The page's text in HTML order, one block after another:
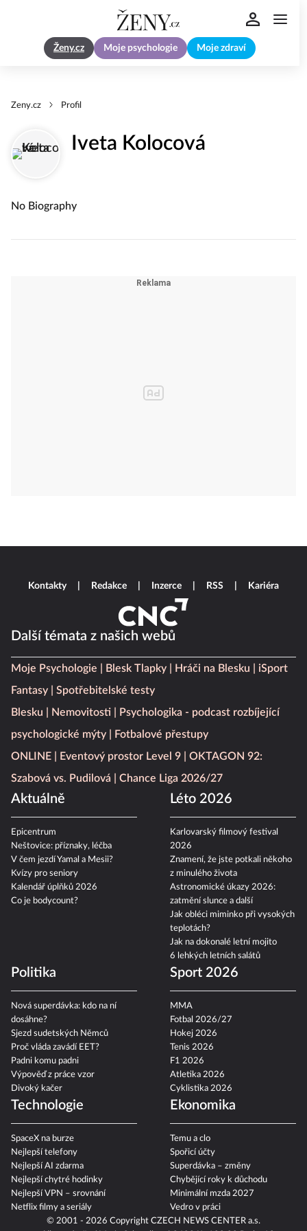
Ženy.cz Moje psychologie Moje zdraví
Zeny.cz Profil
Iveta Kolocová
No Biography
Další témata z našich webů
Moje Psychologie Blesk Tlapky Hráči na Blesku
iSport
Fantasy
Spotřebitelské testy
Blesku
Nemovitosti
Psychologika - podcast rozbíjející
psychologické mýty
Fotbalové přestupy
ONLINE
Eventový prostor Level 9
OKTAGON 92:
Szabová vs. Pudilová
Chance Liga 2026/27
Aktuálně
Epicentrum
Neštovice: příznaky, léčba
V čem jezdí Yamal a Mesii?
Kvízy pro seniory
Kalendář úplňků 2026
Co je bodycount?
Léto 2026
Karlovarský filmový festival
2026
Znamení, že jste potkali někoho
z minulého života
Astronomické úkazy 2026:
zatmění slunce a další
Jak obléci miminko při vysokých
teplotách?
Jak na dokonalé letní mojito
6 lehkých letních salátů
Politika
Nová superdávka: kdo na ní
dosáhne?
Sjezd sudetských Němců
Proč vláda zavádí EET?
Padni komu padni
Výpověď z práce vzor
Divoký kačer
Sport 2026
MMA
Fotbal 2026/27
Hokej 2026
Tenis 2026
F1 2026
Atletika 2026
Cyklistika 2026
Technologie
SpaceX na burze
Nejlepší telefony
Nejlepší AI zdarma
Nejlepší chytré hodinky
Nejlepší VPN – srovnání
Netflix filmy a seriály
Ekonomika
Temu a clo
Spořicí účty
Superdávka – změny
Chybějící roky k důchodu
Minimální mzda 2027
Vedro v práci
Kontakty Redakce Inzerce RSS Kariéra
© 2001 - 2026 Copyright CZECH NEWS CENTER a.s.